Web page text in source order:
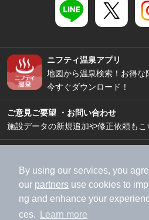
By using our services, you
our partners use cookies to
ng and enhance your
ces.
Learn more
ニフティ温泉アプリ
地図から温泉検索！お得な
今すぐダウンロード！
ご意見ご要望 ・お問い合わせ
施設データの新規追加や修正依頼もこ
加盟店募集（資料請求）
利用規約
ライフスタイ
特定商取引法に基づく表記
運営会社